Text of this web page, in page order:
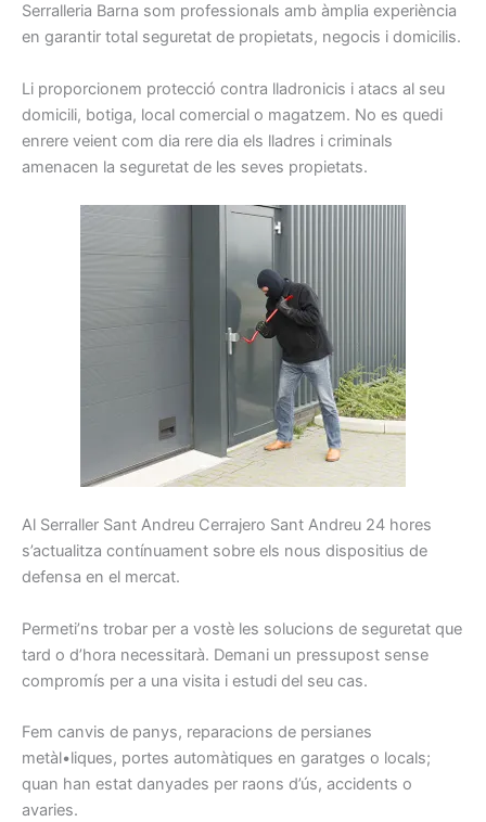
Serralleria Barna som professionals amb àmplia experiència
en garantir total seguretat de propietats, negocis i domicilis.
Li proporcionem protecció contra lladronicis i atacs al seu
domicili, botiga, local comercial o magatzem. No es quedi
enrere veient com dia rere dia els lladres i criminals
amenacen la seguretat de les seves propietats.
Al Serraller Sant Andreu Cerrajero Sant Andreu 24 hores
s’actualitza contínuament sobre els nous dispositius de
defensa en el mercat.
Permeti’ns trobar per a vostè les solucions de seguretat que
tard o d’hora necessitarà. Demani un pressupost sense
compromís per a una visita i estudi del seu cas.
Fem canvis de panys, reparacions de persianes
metàl•liques, portes automàtiques en garatges o locals;
quan han estat danyades per raons d’ús, accidents o
avaries.